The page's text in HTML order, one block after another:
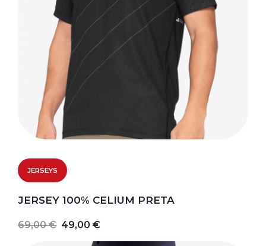
JERSEYS
JERSEY 100% CELIUM PRETA
69,00 € 49,00 €